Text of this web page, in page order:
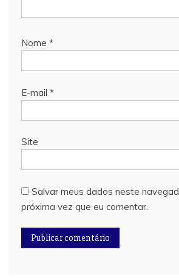
Nome *
E-mail *
Site
Salvar meus dados neste
próxima vez que eu comentar.